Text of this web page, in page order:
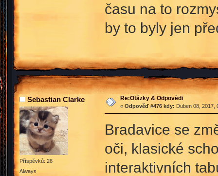
času na to
by to byly jen
Sebastian Clarke
Příspěvků: 26
Always
Re:Otázky & Odpovědi
« Odpověď #476 kdy: Duben 08, 2017,
Bradavice se
oči, klasické
interaktivních